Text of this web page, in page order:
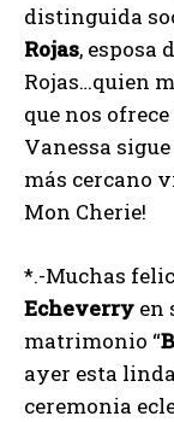
distinguida
Rojas, esposa
Rojas…quien
que nos
Vanessa
más cercano
Mon Cherie!
*.-Muchas
Echeverry en
matrimonio “
ayer esta
ceremonia